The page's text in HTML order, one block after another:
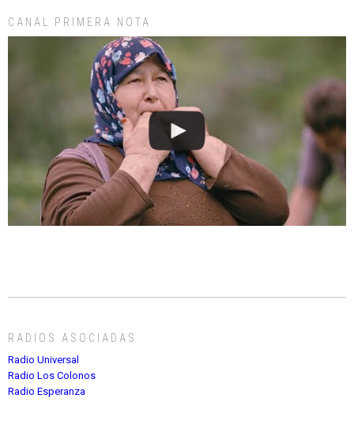
CANAL PRIMERA NOTA
RADIOS ASOCIADAS
Radio Universal
Radio Los Colonos
Radio Esperanza